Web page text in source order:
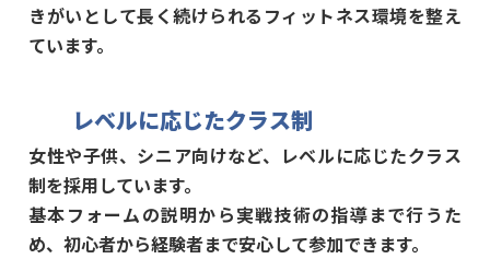
きがいとして長く続けられるフィットネス環境を整え
ています。
レベルに応じたクラス制
女性や子供、シニア向けなど、レベルに応じたクラス
制を採用しています。
基本フォームの説明から実戦技術の指導まで行うた
め、初心者から経験者まで安心して参加できます。